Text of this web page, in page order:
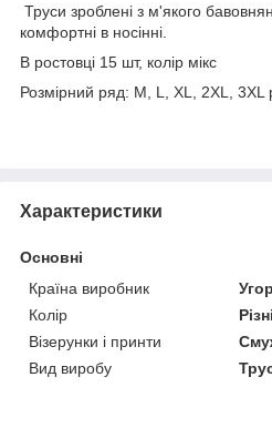
Труси зроблені з м'якого
комфортні в носінні.
В ростовці 15 шт, колір мікс
Розмірний ряд: M, L, XL, 2XL, 3XL
Характеристики
Основні
Країна виробник
Колір
Візерунки і принти
Вид виробу